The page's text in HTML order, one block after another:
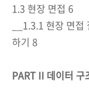
1.3 현장 면접 6
__1.3.1 현장 면
하기 8
PART II 데이터 구